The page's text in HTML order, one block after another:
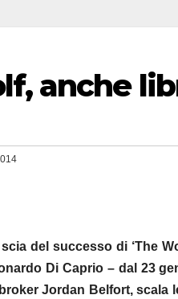
anche
del successo di ‘The
Di Caprio – dal 23
Jordan Belfort, scala